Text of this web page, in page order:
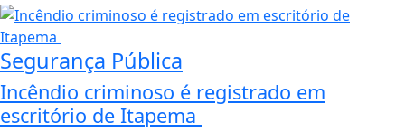
Segurança Pública
Incêndio criminoso é registrado em
escritório de Itapema